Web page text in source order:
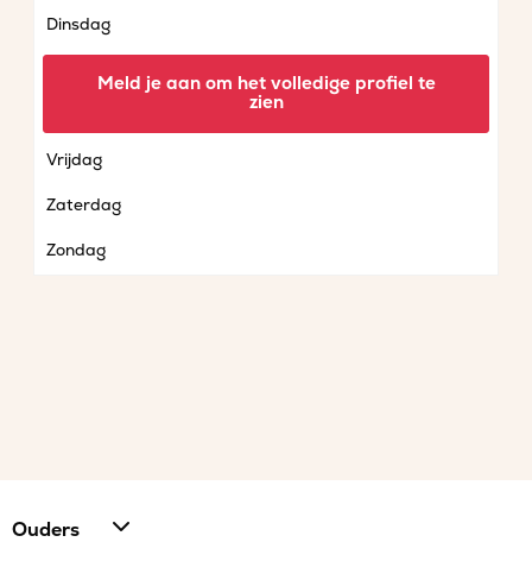
Dinsdag
Vrijdag
Zaterdag
Zondag
Meld je aan om het volledige profiel te
zien
Ouders